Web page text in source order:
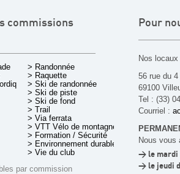
commissions
> Randonnée
> Raquette
> Ski de randonnée
> Ski de piste
> Ski de fond
> Trail
> Via ferrata
> VTT Vélo de montagne
> Formation / Sécurité
> Environnement durable
> Vie du club
par commission
Pour
Nos
56 rue du
69100
Tel : (33)
Courriel :
Nous vous
> le mardi
> le jeudi